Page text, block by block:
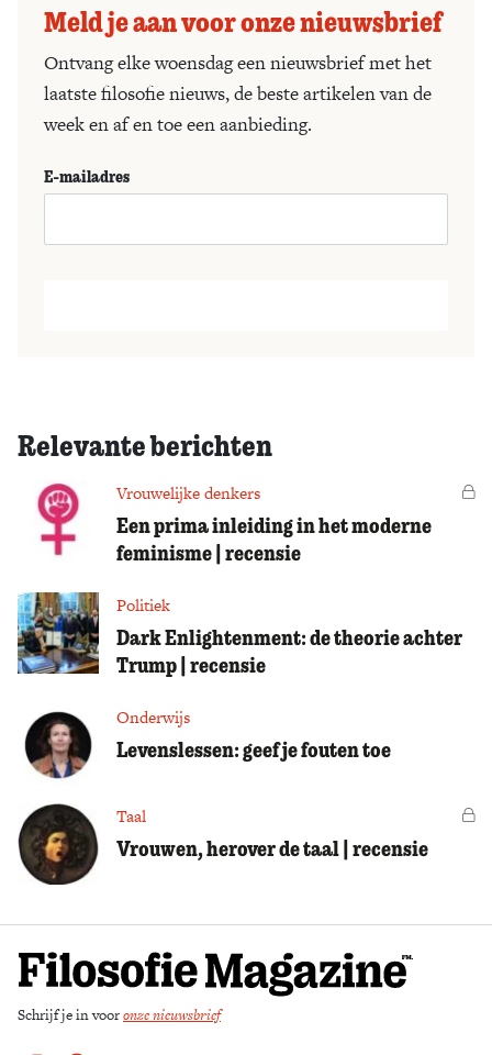
Meld je aan voor onze nieuwsbrief
Ontvang elke woensdag een nieuwsbrief met het
laatste filosofie nieuws, de beste artikelen van de
week en af en toe een aanbieding.
E-mailadres
Relevante berichten
Vrouwelijke denkers
Een prima inleiding in het moderne
feminisme | recensie
Politiek
Dark Enlightenment: de theorie achter
Trump | recensie
Onderwijs
Levenslessen: geef je fouten toe
Taal
Vrouwen, herover de taal | recensie
Schrijf je in vooronze nieuwsbrief